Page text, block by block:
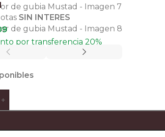
SIN INTERES
por transferencia 20%
+